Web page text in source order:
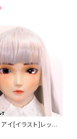
イ[イラスト]レッド